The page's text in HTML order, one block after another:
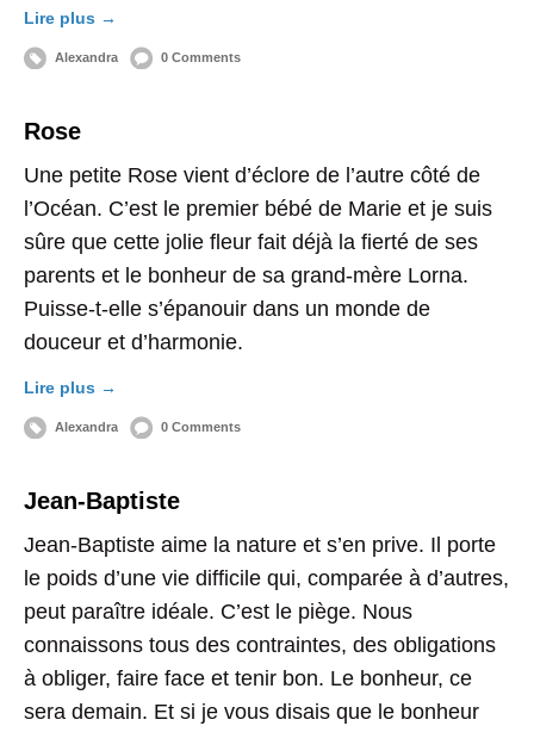
Lire plus →
Alexandra 0 Comments
Rose
Une petite Rose vient d’éclore de l’autre côté de
l’Océan. C’est le premier bébé de Marie et je suis
sûre que cette jolie fleur fait déjà la fierté de ses
parents et le bonheur de sa grand-mère Lorna.
Puisse-t-elle s’épanouir dans un monde de
douceur et d’harmonie.
Lire plus →
Alexandra 0 Comments
Jean-Baptiste
Jean-Baptiste aime la nature et s’en prive. Il porte
le poids d’une vie difficile qui, comparée à d’autres,
peut paraître idéale. C’est le piège. Nous
connaissons tous des contraintes, des obligations
à obliger, faire face et tenir bon. Le bonheur, ce
sera demain. Et si je vous disais que le bonheur